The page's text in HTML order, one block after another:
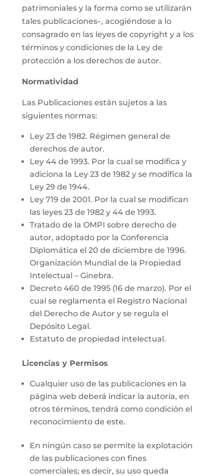
patrimoniales y la forma como se utilizarán
tales publicaciones–, acogiéndose a lo
consagrado en las leyes de copyright y a los
términos y condiciones de la Ley de
protección a los derechos de autor.
Normatividad
Las Publicaciones están sujetos a las
siguientes normas:
Ley 23 de 1982. Régimen general de
derechos de autor.
Ley 44 de 1993. Por la cual se modifica y
adiciona la Ley 23 de 1982 y se modifica la
Ley 29 de 1944.
Ley 719 de 2001. Por la cual se modifican
las leyes 23 de 1982 y 44 de 1993.
Tratado de la OMPI sobre derecho de
autor, adoptado por la Conferencia
Diplomática el 20 de diciembre de 1996.
Organización Mundial de la Propiedad
Intelectual – Ginebra.
Decreto 460 de 1995 (16 de marzo). Por el
cual se reglamenta el Registro Nacional
del Derecho de Autor y se regula el
Depósito Legal.
Estatuto de propiedad intelectual.
Licencias y Permisos
Cualquier uso de las publicaciones en la
página web deberá indicar la autoría, en
otros términos, tendrá como condición el
reconocimiento de este.
En ningún caso se permite la explotación
de las publicaciones con fines
comerciales; es decir, su uso queda